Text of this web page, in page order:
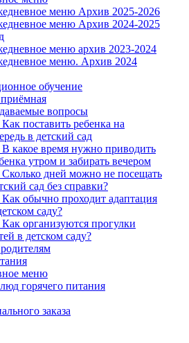
меню Архив 2025-2026
меню Архив 2024-2025
меню архив 2023-2024
меню. Архив 2024
обучение
вопросы
поставить ребенка на
в детский сад
какое время нужно приводить
утром и забирать вечером
дней можно не посещать
сад без справки?
обычно проходит адаптация
саду?
организуются прогулки
в детском саду?
меню
горячего питания
заказа